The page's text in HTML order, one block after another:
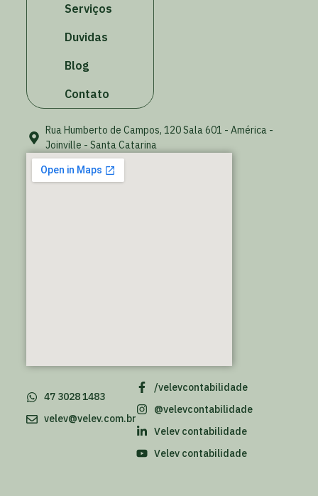
Serviços
Duvidas
Blog
Contato
Rua Humberto de Campos, 120 Sala 601 - América -
Joinville - Santa Catarina
/velevcontabilidade
@velevcontabilidade
Velev contabilidade
Velev contabilidade
47 3028 1483
velev@velev.com.br